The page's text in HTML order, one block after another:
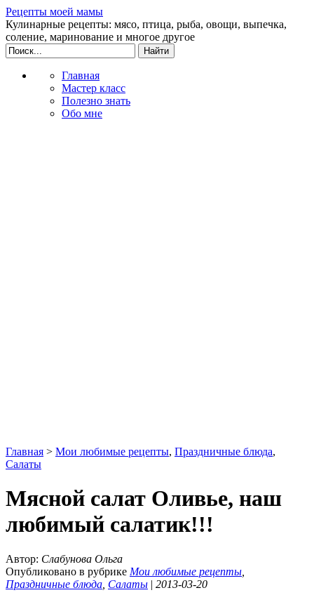
Рецепты моей мамы
Кулинарные рецепты: мясо, птица, рыба, овощи, выпечка,
соление, маринование и многое другое
Главная
Мастер класс
Полезно знать
Обо мне
Главная > Мои любимые рецепты, Праздничные блюда,
Салаты
Мясной салат Оливье, наш
любимый салатик!!!
Автор: Слабунова Ольга
Опубликовано в рубрике Мои любимые рецепты
Праздничные блюда Салаты | 2013-03-20